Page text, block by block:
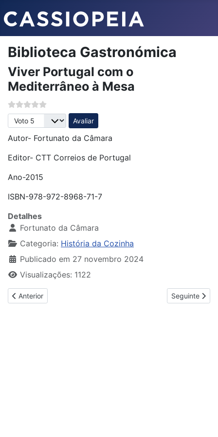
Biblioteca Gastronómica
Viver Portugal com o
Mediterrâneo à Mesa
Avalie, por favor
Autor- Fortunato da Câmara
Editor- CTT Correios de Portugal
Ano-2015
ISBN-978-972-8968-71-7
Detalhes
Fortunato da Câmara
Categoria: História da Cozinha
Publicado em 27 novembro 2024
Visualizações: 1122
Artigo anterior: Conversas à Mesa
Anterior Artigo
Seguinte